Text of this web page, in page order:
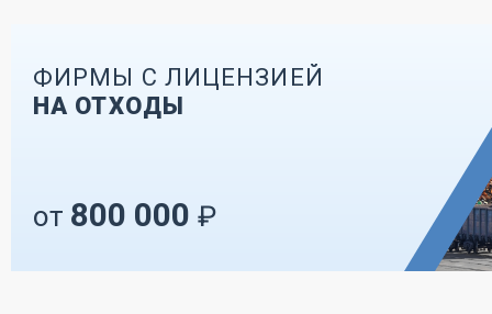
ФИРМЫ С ЛИЦЕНЗИЕЙ
НА ОТХОДЫ
от 800 000 ₽